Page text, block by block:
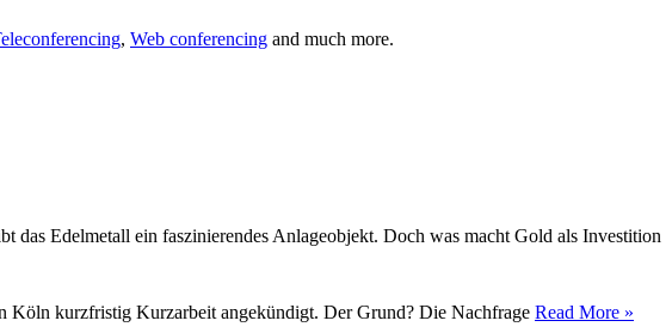
, Web conferencing and much more.
das Edelmetall ein faszinierendes Anlageobjekt. Doch was macht Gold als Investition
Köln kurzfristig Kurzarbeit angekündigt. Der Grund? Die Nachfrage Read More »